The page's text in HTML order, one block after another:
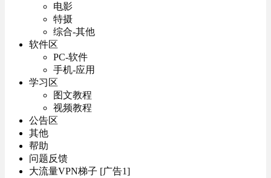
电影
特摄
综合-其他
软件区
PC-软件
手机-应用
学习区
图文教程
视频教程
公告区
其他
帮助
问题反馈
大流量VPN梯子 [广告1]